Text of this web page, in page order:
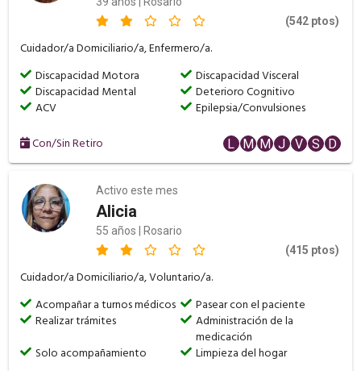
(542 ptos)
Cuidador/a Domiciliario/a, Enfermero/a.
Discapacidad Motora
Discapacidad Visceral
Discapacidad Mental
Deterioro Cognitivo
ACV
Epilepsia/Convulsiones
Con/Sin Retiro L M M J V S D
Activo este mes
Alicia
55 años | Rosario
(415 ptos)
Cuidador/a Domiciliario/a, Voluntario/a.
Acompañar a turnos médicos
Pasear con el paciente
Realizar trámites
Administración de la
medicación
Solo acompañamiento
Limpieza del hogar